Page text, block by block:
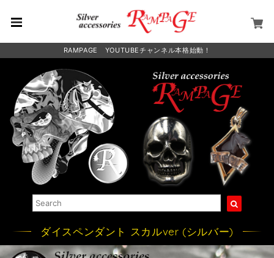
RAMPAGE YOUTUBEチャンネル本格始動！
ダイスペンダント スカルver (シルバー)